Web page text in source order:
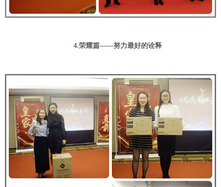
4.荣耀篇——努力最好的诠释